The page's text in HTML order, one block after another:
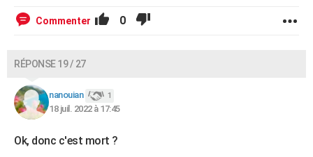
Commenter 0
RÉPONSE 19 / 27
nanouian 1
18 juil. 2022 à 17:45
Ok, donc c'est mort ?